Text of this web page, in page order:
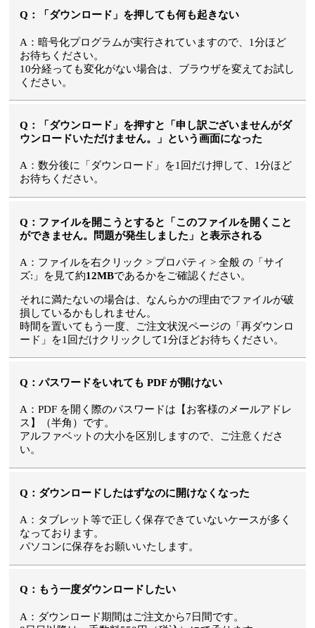
Q：「ダウンロード」を押しても何も起きない
A：暗号化プログラムが実行されていますので、1分ほど
お待ちください。
10分経っても変化がない場合は、ブラウザを変えてお試し
ください。
Q：「ダウンロード」を押すと「申し訳ございませんがダ
ウンロードいただけません。」という画面になった
A：数分後に「ダウンロード」を1回だけ押して、1分ほど
お待ちください。
Q：ファイルを開こうとすると「このファイルを開くこと
ができません。問題が発生しました」と表示される
A：ファイルを右クリック > プロパティ > 全般 の「サイ
ズ:」を見て約12MBであるかをご確認ください。
それに満たないの場合は、なんらかの理由でファイルが破
損しているかもしれません。
時間を置いてもう一度、ご注文状況ページの「再ダウンロ
ード」を1回だけクリックして1分ほどお待ちください。
Q：パスワードをいれても PDF が開けない
A：PDF を開く際のパスワードは【お客様のメールアドレ
ス】（半角）です。
アルファベットの大小を区別しますので、ご注意くださ
い。
Q：ダウンロードしたはずなのに開けなくなった
A：タブレット等で正しく保存できていないケースが多く
なっております。
パソコンに保存をお願いいたします。
Q：もう一度ダウンロードしたい
A：ダウンロード期間はご注文から7日間です。